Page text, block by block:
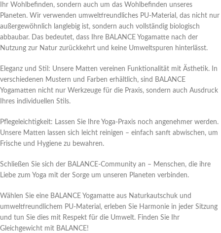
Ihr Wohlbefinden, sondern auch um das Wohlbefinden unseres
Planeten. Wir verwenden umweltfreundliches PU-Material, das nicht nur
außergewöhnlich langlebig ist, sondern auch vollständig biologisch
abbaubar. Das bedeutet, dass Ihre BALANCE Yogamatte nach der
Nutzung zur Natur zurückkehrt und keine Umweltspuren hinterlässt.
Eleganz und Stil: Unsere Matten vereinen Funktionalität mit Ästhetik. In
verschiedenen Mustern und Farben erhältlich, sind BALANCE
Yogamatten nicht nur Werkzeuge für die Praxis, sondern auch Ausdruck
Ihres individuellen Stils.
Pflegeleichtigkeit: Lassen Sie Ihre Yoga-Praxis noch angenehmer werden.
Unsere Matten lassen sich leicht reinigen – einfach sanft abwischen, um
Frische und Hygiene zu bewahren.
Schließen Sie sich der BALANCE-Community an – Menschen, die ihre
Liebe zum Yoga mit der Sorge um unseren Planeten verbinden.
Wählen Sie eine BALANCE Yogamatte aus Naturkautschuk und
umweltfreundlichem PU-Material, erleben Sie Harmonie in jeder Sitzung
und tun Sie dies mit Respekt für die Umwelt. Finden Sie Ihr
Gleichgewicht mit BALANCE!